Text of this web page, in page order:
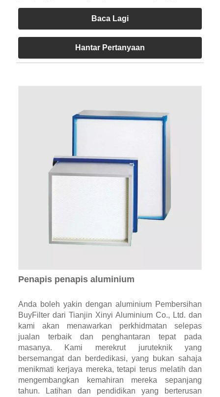
Baca Lagi
Hantar Pertanyaan
Penapis penapis aluminium
Anda boleh yakin dengan aluminium Pembersihan
BuyFilter dari Tianjin Xinyi Aluminium Co., Ltd. dan
kami akan menawarkan perkhidmatan selepas
jualan terbaik dan penghantaran tepat pada
masanya. Kami merekrut juruteknik yang
bersemangat dan berdedikasi, yang bukan sahaja
menikmati kerjaya mereka, tetapi terus melatih dan
mengembangkan kemahiran mereka sepanjang
tahun. Latihan dan pendidikan yang berterusan